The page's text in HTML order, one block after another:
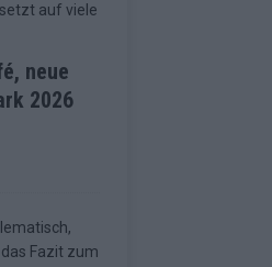
neue
2026